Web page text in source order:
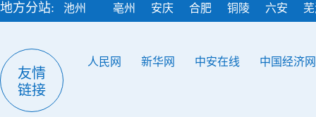
地方分站: 池州 亳州 安庆 合肥 铜陵 六安
友情
链接
人民网 新华网 中安在线 中国经济网